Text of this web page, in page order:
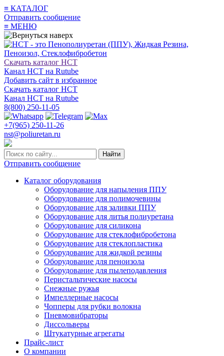
≡ КАТАЛОГ
Отправить сообщение
≡ МЕНЮ
Скачать каталог НСТ
Канал НСТ на Rutube
Добавить сайт в избранное
Скачать каталог НСТ
Канал НСТ на Rutube
8(800) 250-11-05
+7(965) 250-11-26
nst@poliuretan.ru
Найти
Отправить сообщение
Каталог оборудования
Оборудование для напыления ППУ
Оборудование для полимочевины
Оборудование для заливки ППУ
Оборудование для литья полиуретана
Оборудование для силикона
Оборудование для стеклофибробетона
Оборудование для стеклопластика
Оборудование для жидкой резины
Оборудование для пеноизола
Оборудование для пылеподавления
Перистальтические насосы
Снежные ружья
Импеллерные насосы
Чопперы для рубки волокна
Пневмовибраторы
Диссольверы
Штукатурные агрегаты
Прайс-лист
О компании